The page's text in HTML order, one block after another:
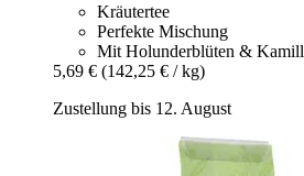
Kräutertee
Perfekte Mischung
Mit Holunderblüten &
5,69 € (142,25 € / kg)
Zustellung bis 12. August